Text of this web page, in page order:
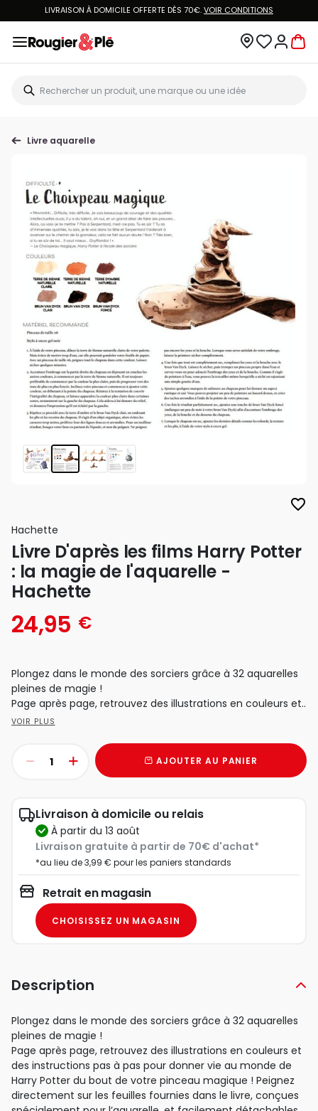
LIVRAISON À DOMICILE OFFERTE DÈS 70€.VOIR CONDITIONS
Livre aquarelle
favorite_border
Hachette
Livre D'après les films Harry Potter
: la magie de l'aquarelle -
Hachette
24,95 €
Plongez dans le monde des sorciers grâce à 32 aquarelles
pleines de magie !
Page après page, retrouvez des illustrations en couleurs et..
VOIR PLUS
AJOUTER AU PANIER
Livraison à domicile ou relais
à partir du 13 août
Livraison gratuite à partir de 70€ d'achat*
*au lieu de 3,99 € pour les paniers standards
Retrait en magasin
CHOISISSEZ UN MAGASIN
Description
Plongez dans le monde des sorciers grâce à 32 aquarelles
pleines de magie !
Page après page, retrouvez des illustrations en couleurs et
des instructions pas à pas pour donner vie au monde de
Harry Potter du bout de votre pinceau magique ! Peignez
directement sur les feuilles fournies dans le livre, conçues